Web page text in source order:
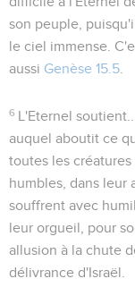
son peuple,
le ciel immense.
aussi Genèse 15.5
6 L'Eternel
auquel aboutit ce
toutes les
humbles , dans
souffrent avec
leur orgueil, pour
allusion à la chute
délivrance d'Israël.